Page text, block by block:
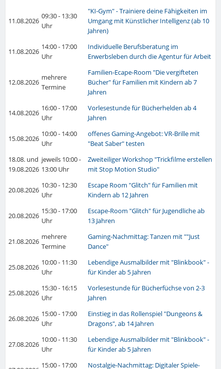
11.08.2026
09:30 - 13:30
Uhr
"KI-Gym" - Trainiere deine Fähigkeiten im
Umgang mit Künstlicher Intelligenz (ab 10
Jahren)
11.08.2026
14:00 - 17:00
Uhr
Individuelle Berufsberatung im
Erwerbsleben durch die Agentur für Arbeit
12.08.2026
mehrere
Termine
Familien-Ecape-Room "Die vergifteten
Bücher" für Familien mit Kindern ab 7
Jahren
14.08.2026
16:00 - 17:00
Uhr
Vorlesestunde für Bücherhelden ab 4
Jahren
15.08.2026
10:00 - 14:00
Uhr
offenes Gaming-Angebot: VR-Brille mit
"Beat Saber" testen
18.08. und
19.08.2026
jeweils 10:00 -
13:00 Uhr
Zweiteiliger Workshop "Trickfilme erstellen
mit Stop Motion Studio"
20.08.2026
10:30 - 12:30
Uhr
Escape Room "Glitch" für Familien mit
Kindern ab 12 Jahren
20.08.2026
15:30 - 17:00
Uhr
Escape-Room "Glitch" für Jugendliche ab
13 Jahren
21.08.2026
mehrere
Termine
Gaming-Nachmittag: Tanzen mit ""Just
Dance"
25.08.2026
10:00 - 11:30
Uhr
Lebendige Ausmalbilder mit "Blinkbook" -
für Kinder ab 5 Jahren
25.08.2026
15:30 - 16:15
Uhr
Vorlesestunde für Bücherfüchse von 2-3
Jahren
26.08.2026
15:00 - 17:00
Uhr
Einstieg in das Rollenspiel "Dungeons &
Dragons", ab 14 Jahren
27.08.2026
10:00 - 11:30
Uhr
Lebendige Ausmalbilder mit "Blinkbook" -
für Kinder ab 5 Jahren
15:00 - 17:00
Nostalgie-Nachmittag: Digitaler Spiele-